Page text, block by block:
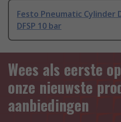
Festo Pneumatic Cylinder
DFSP 10 bar
Wees als eerste
onze nieuwste
aanbiedingen